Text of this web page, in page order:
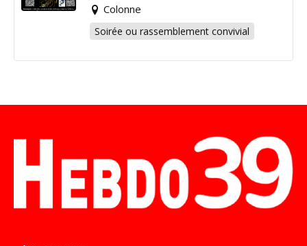
Colonne
Soirée ou rassemblement convivial